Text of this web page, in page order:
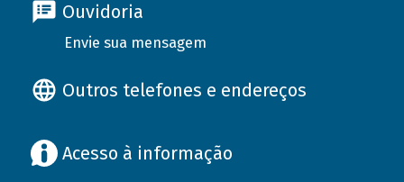
Ouvidoria
Envie sua mensagem
Outros telefones e endereços
Acesso à informação